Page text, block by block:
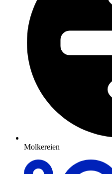
Molkereien